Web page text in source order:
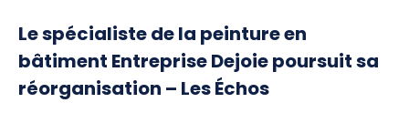
Le spécialiste de la peinture en
bâtiment Entreprise Dejoie poursuit sa
réorganisation – Les Échos